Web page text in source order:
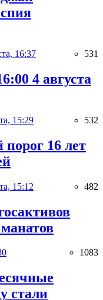
16:37 531
4 августа
15:29 532
порог 16 лет
15:12 482
1083
стали